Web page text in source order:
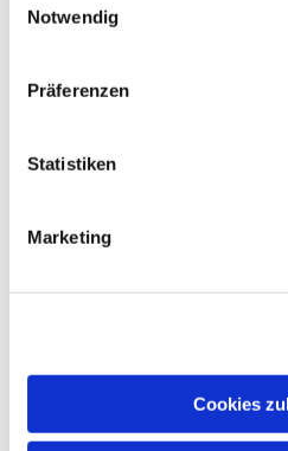
Notwendig
Präferenzen
Statistiken
Marketing
Cookies
Dies